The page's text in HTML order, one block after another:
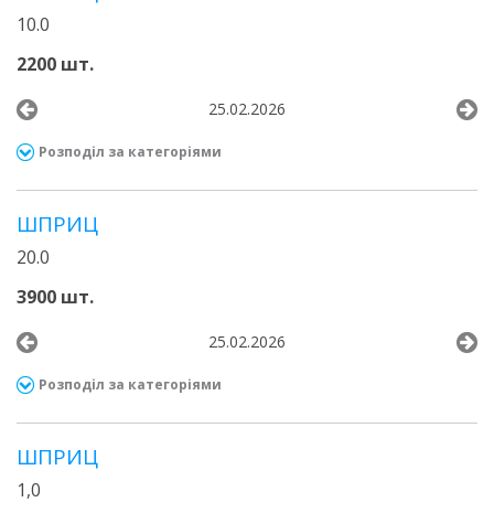
10.0
2200 шт.
25.02.2026
Розподіл за категоріями
ШПРИЦ
20.0
3900 шт.
25.02.2026
Розподіл за категоріями
ШПРИЦ
1,0